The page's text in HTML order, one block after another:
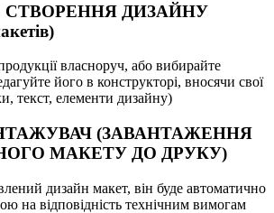
СТВОРЕННЯ ДИЗАЙНУ
власноруч, або вибирайте
його в конструкторі, вносячи свої
текст, елементи дизайну)
(ЗАВАНТАЖЕННЯ
МАКЕТУ ДО ДРУКУ)
дизайн макет, він буде автоматично
на відповідність технічним вимогам